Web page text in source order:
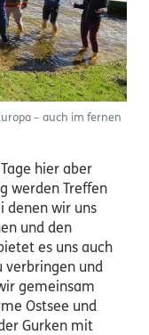
– auch im fernen
hier aber
werden Treffen
denen wir uns
und den
es uns auch
verbringen und
gemeinsam
Ostsee und
Gurken mit